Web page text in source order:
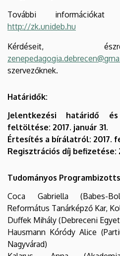
További
http://zk.unideb.hu
Kérdéseit,
szervezőknek.
Határidők:
Jelentkezési határidő
feltöltése: 2017. január 31.
Értesítés a bírálatról: 2017.
Regisztrációs díj befizetése:
Tudományos
Coca Gabriella (Babes-
Református Tanárképző Kar,
Duffek Mihály (Debreceni
Hausmann Kóródy Alice
Nagyvárad)